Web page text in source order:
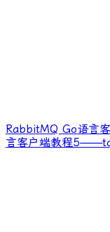
RabbitMQ Go语言
言客户端教程